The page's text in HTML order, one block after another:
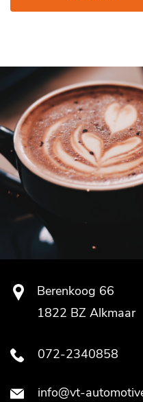
Berenkoog 66
1822 BZ Alkmaar
072-2340858
info@vt-